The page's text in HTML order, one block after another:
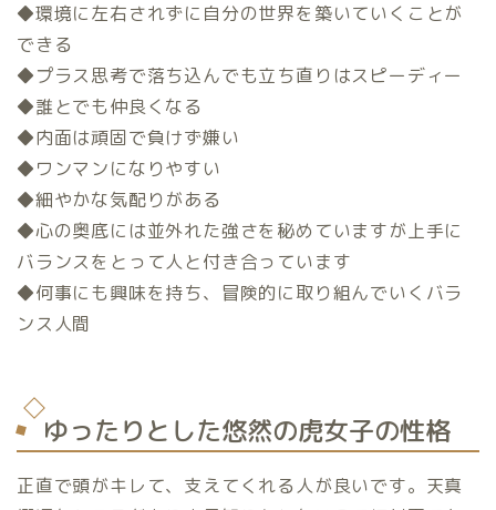
◆環境に左右されずに自分の世界を築いていくことが
できる
◆プラス思考で落ち込んでも立ち直りはスピーディー
◆誰とでも仲良くなる
◆内面は頑固で負けず嫌い
◆ワンマンになりやすい
◆細やかな気配りがある
◆心の奥底には並外れた強さを秘めていますが上手に
バランスをとって人と付き合っています
◆何事にも興味を持ち、冒険的に取り組んでいくバラ
ンス人間
ゆったりとした悠然の虎女子の性格
正直で頭がキレて、支えてくれる人が良いです。天真